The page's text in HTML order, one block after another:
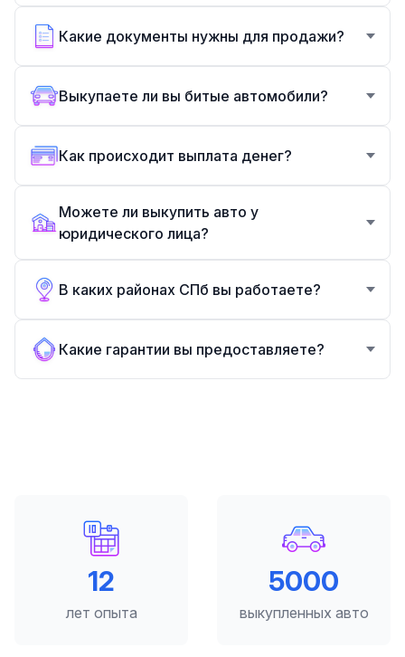
Какие документы нужны для продажи?
Выкупаете ли вы битые автомобили?
Как происходит выплата денег?
Можете ли выкупить авто у
юридического лица?
В каких районах СПб вы работаете?
Какие гарантии вы предоставляете?
12
лет опыта
5000
выкупленных авто